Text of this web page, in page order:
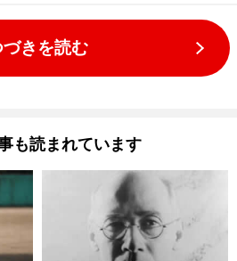
づきを読む
も読まれています